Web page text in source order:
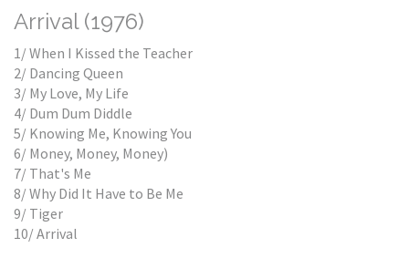
Arrival (1976)
1/ When I Kissed the Teacher
2/ Dancing Queen
3/ My Love, My Life
4/ Dum Dum Diddle
5/ Knowing Me, Knowing You
6/ Money, Money, Money)
7/ That's Me
8/ Why Did It Have to Be Me
9/ Tiger
10/ Arrival